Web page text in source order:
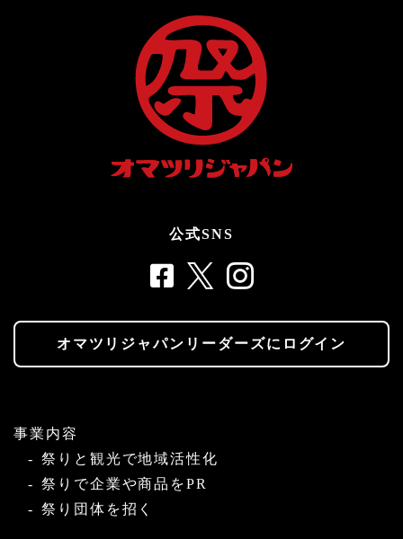
公式SNS
オマツリジャパンリーダーズにログイン
事業内容
祭りと観光で地域活性化
祭りで企業や商品をPR
祭り団体を招く